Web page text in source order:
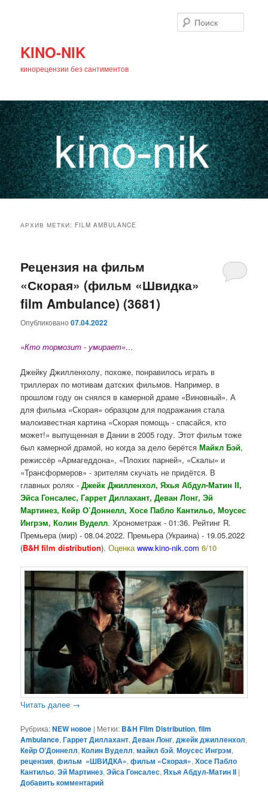
KINO-NIK
кинорецензии без сантиментов
основному
содержимому
дополнительному
содержимому
АРХИВ МЕТКИ: FILM AMBULANCE
Рецензия на фильм
«Скорая» (фильм «Швидка»
film Ambulance) (3681)
Опубликовано07.04.2022
«Кто тормозит - умирает»…
Джейку Джилленхолу, похоже, понравилось играть в
триллерах по мотивам датских фильмов. Например, в
прошлом году он снялся в камерной драме «Виновный». А
для фильма «Скорая» образцом для подражания стала
малоизвестная картина «Скорая помощь - спасайся, кто
может!» выпущенная в Дании в 2005 году. Этот фильм тоже
был камерной драмой, но когда за дело берётсяМайкл Бэй,
режиссёр «Армагеддона», «Плохих парней», «Скалы» и
«Трансформеров» - зрителям скучать не придётся. В
главных ролях -Джейк Джилленхол, Яхья Абдул-Матин II,
Эйса Гонсалес, Гаррет Диллахант, Деван Лонг, Эй
Мартинез, Кейр О’Доннелл, Хосе Пабло Кантильо, Моусес
Ингрэм, Колин Вуделл. Хронометраж - 01:36. Рейтинг R.
Премьера (мир) - 08.04.2022. Премьера (Украина) - 19.05.2022
(B&H film distribution).Оценкаwww.kino-nik.com 6/10
Читать далее →
Рубрика:NEW новое | Метки: B&H Film Distribution,film
Ambulance,Гаррет Диллахант,Деван Лонг,джейк джилленхол,
Кейр О’Доннелл,Колин Вуделл,майкл бэй,Моусес Ингрэм,
рецензия,фильм «ШВИДКА»,фильм «Скорая»,Хосе Пабло
Кантильо,Эй Мартинез,Эйса Гонсалес,Яхья Абдул-Матин II |
Добавить комментарий